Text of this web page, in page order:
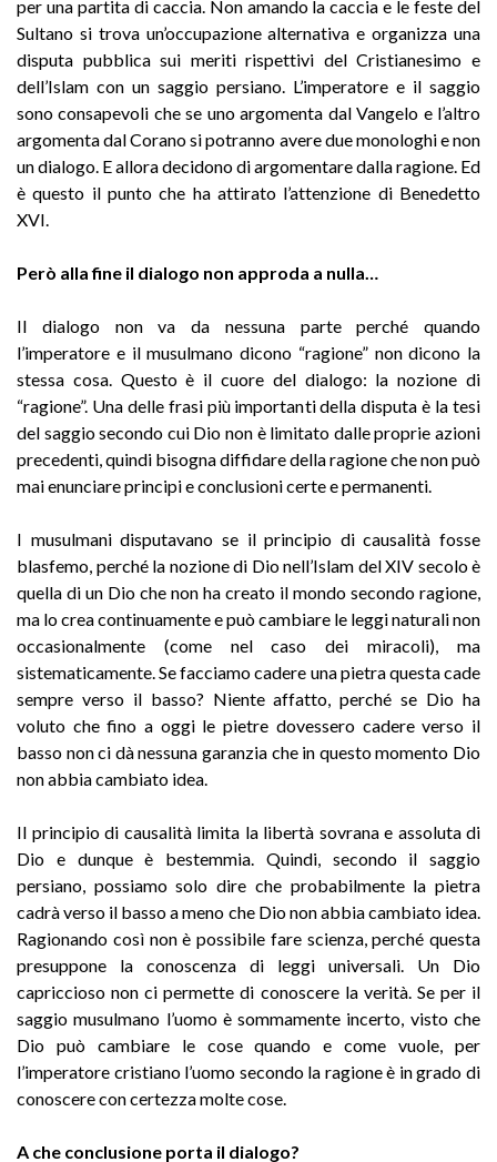
per una partita di caccia. Non amando la caccia e le feste del
Sultano si trova un’occupazione alternativa e organizza una
disputa pubblica sui meriti rispettivi del Cristianesimo e
dell’Islam con un saggio persiano. L’imperatore e il saggio
sono consapevoli che se uno argomenta dal Vangelo e l’altro
argomenta dal Corano si potranno avere due monologhi e non
un dialogo. E allora decidono di argomentare dalla ragione. Ed
è questo il punto che ha attirato l’attenzione di Benedetto
XVI.
Però alla fine il dialogo non approda a nulla…
Il dialogo non va da nessuna parte perché quando
l’imperatore e il musulmano dicono “ragione” non dicono la
stessa cosa. Questo è il cuore del dialogo: la nozione di
“ragione”. Una delle frasi più importanti della disputa è la tesi
del saggio secondo cui Dio non è limitato dalle proprie azioni
precedenti, quindi bisogna diffidare della ragione che non può
mai enunciare principi e conclusioni certe e permanenti.
I musulmani disputavano se il principio di causalità fosse
blasfemo, perché la nozione di Dio nell’Islam del XIV secolo è
quella di un Dio che non ha creato il mondo secondo ragione,
ma lo crea continuamente e può cambiare le leggi naturali non
occasionalmente (come nel caso dei miracoli), ma
sistematicamente. Se facciamo cadere una pietra questa cade
sempre verso il basso? Niente affatto, perché se Dio ha
voluto che fino a oggi le pietre dovessero cadere verso il
basso non ci dà nessuna garanzia che in questo momento Dio
non abbia cambiato idea.
Il principio di causalità limita la libertà sovrana e assoluta di
Dio e dunque è bestemmia. Quindi, secondo il saggio
persiano, possiamo solo dire che probabilmente la pietra
cadrà verso il basso a meno che Dio non abbia cambiato idea.
Ragionando così non è possibile fare scienza, perché questa
presuppone la conoscenza di leggi universali. Un Dio
capriccioso non ci permette di conoscere la verità. Se per il
saggio musulmano l’uomo è sommamente incerto, visto che
Dio può cambiare le cose quando e come vuole, per
l’imperatore cristiano l’uomo secondo la ragione è in grado di
conoscere con certezza molte cose.
A che conclusione porta il dialogo?